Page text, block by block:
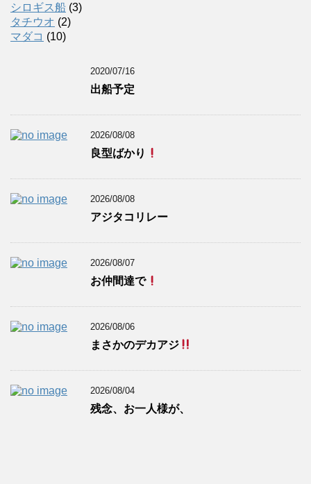
シロギス船 (3)
タチウオ (2)
マダコ (10)
2020/07/16
出船予定
2026/08/08
良型ばかり
2026/08/08
アジタコリレー
2026/08/07
お仲間達で
2026/08/06
まさかのデカアジ
2026/08/04
残念、お一人様が、